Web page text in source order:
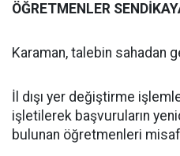
ÖĞRETMENLER
Karaman, talebin sahadan
İl dışı yer değiştirme
işletilerek başvuruların
bulunan öğretmenleri